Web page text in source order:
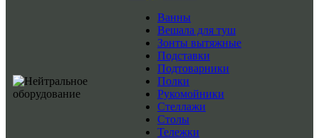
Ванны
Вешала для туш
Зонты вытяжные
Подставки
Подтоварники
Полки
Рукомойники
Стеллажи
Столы
Тележки